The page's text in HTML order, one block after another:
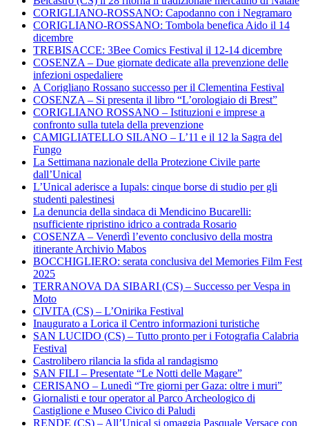
CORIGLIANO-ROSSANO: Capodanno con i Negramaro
CORIGLIANO-ROSSANO: Tombola benefica Aido il 14
dicembre
TREBISACCE: 3Bee Comics Festival il 12-14 dicembre
COSENZA – Due giornate dedicate alla prevenzione delle
infezioni ospedaliere
A Corigliano Rossano successo per il Clementina Festival
COSENZA – Si presenta il libro “L’orologiaio di Brest”
CORIGLIANO ROSSANO – Istituzioni e imprese a
confronto sulla tutela della prevenzione
CAMIGLIATELLO SILANO – L’11 e il 12 la Sagra del
Fungo
La Settimana nazionale della Protezione Civile parte
dall’Unical
L’Unical aderisce a Iupals: cinque borse di studio per gli
studenti palestinesi
La denuncia della sindaca di Mendicino Bucarelli:
nsufficiente ripristino idrico a contrada Rosario
COSENZA – Venerdì l’evento conclusivo della mostra
itinerante Archivio Mabos
BOCCHIGLIERO: serata conclusiva del Memories Film Fest
2025
TERRANOVA DA SIBARI (CS) – Successo per Vespa in
Moto
CIVITA (CS) – L’Onirika Festival
Inaugurato a Lorica il Centro informazioni turistiche
SAN LUCIDO (CS) – Tutto pronto per i Fotografia Calabria
Festival
Castrolibero rilancia la sfida al randagismo
SAN FILI – Presentate “Le Notti delle Magare”
CERISANO – Lunedì “Tre giorni per Gaza: oltre i muri”
Giornalisti e tour operator al Parco Archeologico di
Castiglione e Museo Civico di Paludi
RENDE (CS) – All’Unical si omaggia Pasquale Versace con